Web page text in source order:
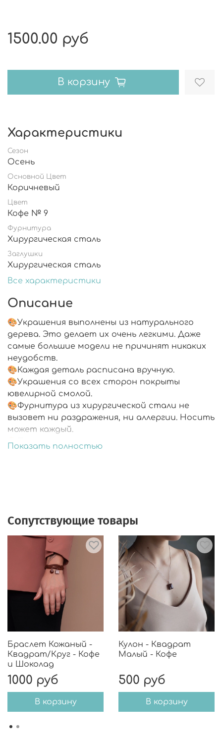
1500.00 руб
В корзину
Характеристики
Сезон
Осень
Основной Цвет
Коричневый
Цвет
Кофе № 9
Фурнитура
Хирургическая сталь
Заглушки
Хирургическая сталь
Все характеристики
Описание
🎨Украшения выполнены из натурального
дерева. Это делает их очень легкими. Даже
самые большие модели не причинят никаких
неудобств.
🎨Каждая деталь расписана вручную.
🎨Украшения со всех сторон покрыты
ювелирной смолой.
🎨Фурнитура из хирургической стали не
вызовет ни раздражения, ни аллергии. Носить
может каждый.
🎨Подарочная упаковка.
Показать полностью
Сопутствующие товары
Браслет Кожаный -
Квадрат/Круг - Кофе
и Шоколад
1000 руб
В корзину
Кулон - Квадрат
Малый - Кофе
500 руб
В корзину